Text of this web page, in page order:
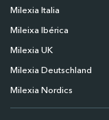
Milexia Italia
Mileixa Ibérica
Milexia UK
Milexia Deutschland
Milexia Nordics